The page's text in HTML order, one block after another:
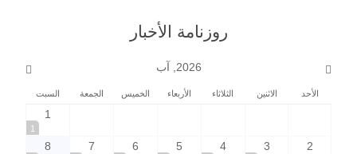
روزنامة الأخبار
2026, آب
الأحد الاثنين الثلاثاء الأربعاء الخميس الجمعة السبت
1
1
2
3
4
5
6
7
8